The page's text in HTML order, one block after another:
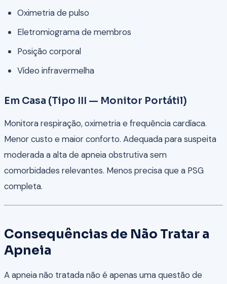
Oximetria de pulso
Eletromiograma de membros
Posição corporal
Vídeo infravermelha
Em Casa (Tipo III — Monitor Portátil)
Monitora respiração, oximetria e frequência cardíaca.
Menor custo e maior conforto. Adequada para suspeita
moderada a alta de apneia obstrutiva sem
comorbidades relevantes. Menos precisa que a PSG
completa.
Consequências de Não Tratar a
Apneia
A apneia não tratada não é apenas uma questão de